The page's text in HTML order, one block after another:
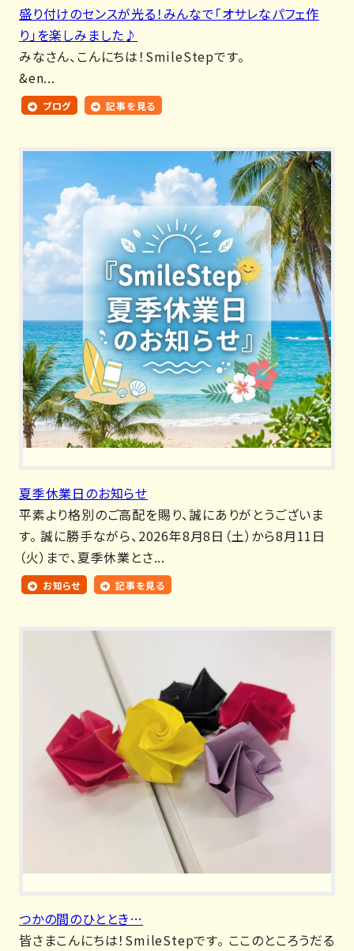
盛り付けのセンスが光る！みんなで「オサレなパフェ作
り」を楽しみました♪
みなさん、こんにちは！SmileStepです。
&en...
ブログ 記事を見る
夏季休業日のお知らせ
平素より格別のご高配を賜り、誠にありがとうございま
す。 誠に勝手ながら、2026年8月8日（土）から8月11日
（火）まで、夏季休業とさ...
お知らせ 記事を見る
つかの間のひととき…
皆さまこんにちは！SmileStepです。 ここのところうだる